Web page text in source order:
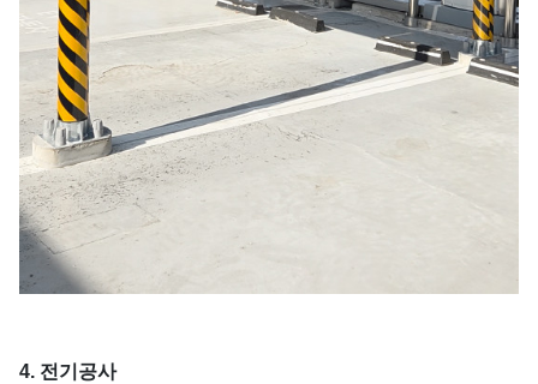
4. 전기공사